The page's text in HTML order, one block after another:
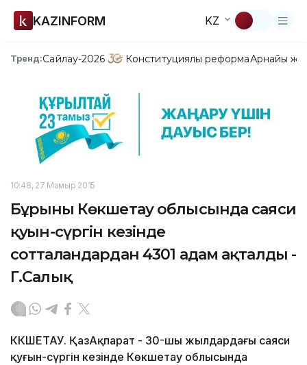
KAZINFORM KZ
Тренд:Сайлау-2026 Конституциялық реформаАрнайы
10:48, 27 Мамыр 2015
Бұрынғы Көкшетау облысында саяси
қуғын-сүргін кезінде
сотталғандардан 4301 адам ақталды -
Г.Салық
КӨКШЕТАУ. ҚазАқпарат - 30-шы жылдардағы саяси
қуғын-сүргін кезінде Көкшетау облысында